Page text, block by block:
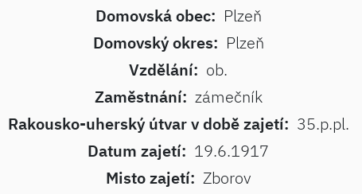
Domovská obec: Plzeň
Domovský okres: Plzeň
Vzdělání: ob.
Zaměstnání: zámečník
Rakousko-uherský útvar v době zajetí: 35.p.pl.
Datum zajetí: 19.6.1917
Misto zajetí: Zborov